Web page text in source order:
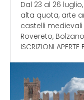
Dal 23 al 26
alta quota, arte
castelli
Rovereto,
ISCRIZIONI